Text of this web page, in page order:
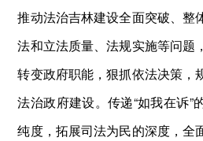
推动法治吉林建设全面突破、整
法和立法质量、法规实施等问题
转变政府职能，狠抓依法决策，
法治政府建设。传递“如我在诉”
纯度，拓展司法为民的深度，全